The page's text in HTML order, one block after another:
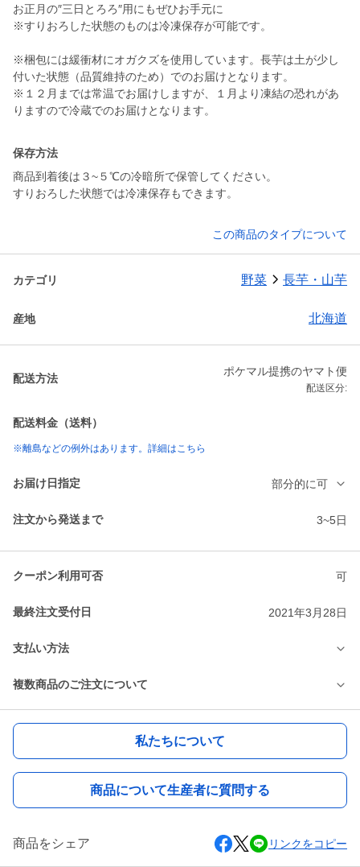
お正月の″三日とろろ″用にもぜひお手元に
※すりおろした状態のものは冷凍保存が可能です。
※梱包には緩衝材にオガクズを使用しています。長芋は土が少し
付いた状態（品質維持のため）でのお届けとなります。
※１２月までは常温でお届けしますが、１月より凍結の恐れがあ
りますので冷蔵でのお届けとなります。
保存方法
商品到着後は３~５℃の冷暗所で保管してください。
すりおろした状態では冷凍保存もできます。
この商品のタイプについて
カテゴリ 野菜 長芋・山芋
産地 北海道
配送方法
ポケマル提携のヤマト便
配送区分:
配送料金（送料）
※離島などの例外はあります。詳細はこちら
お届け日指定 部分的に可
注文から発送まで 3~5日
クーポン利用可否 可
最終注文受付日 2021年3月28日
支払い方法
複数商品のご注文について
私たちについて
商品について生産者に質問する
商品をシェア リンクをコピー